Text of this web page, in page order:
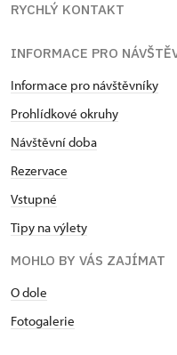
RYCHLÝ KONTAKT
INFORMACE PRO
Informace pro návštěvníky
Prohlídkové okruhy
Návštěvní doba
Rezervace
Vstupné
Tipy na výlety
MOHLO BY VÁS ZAJÍMAT
O dole
Fotogalerie